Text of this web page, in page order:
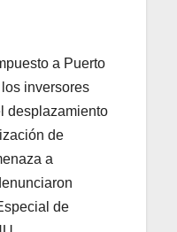
a Puerto
inversores
desplazamiento
de
a
de